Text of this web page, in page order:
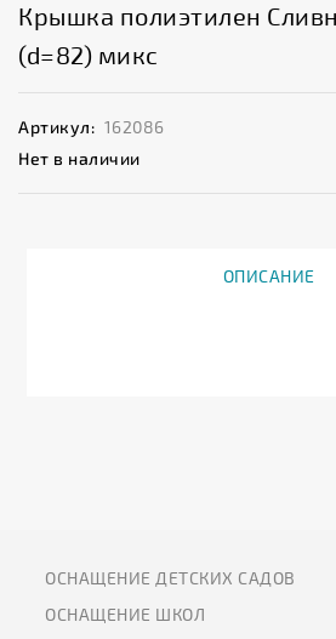
Крышка полиэтилен
(d=82) микс
Артикул: 162086
Нет в наличии
ОПИСАНИЕ
ОСНАЩЕНИЕ ДЕТСКИХ САДОВ
ОСНАЩЕНИЕ ШКОЛ